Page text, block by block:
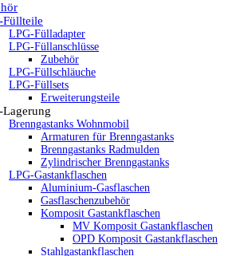
Füllteile
LPG-Fülladapter
LPG-Füllanschlüsse
Zubehör
LPG-Füllschläuche
LPG-Füllsets
Erweiterungsteile
Lagerung
Brenngastanks Wohnmobil
Armaturen für Brenngastanks
Brenngastanks Radmulden
Zylindrischer Brenngastanks
LPG-Gastankflaschen
Aluminium-Gasflaschen
Gasflaschenzubehör
Komposit Gastankflaschen
MV Komposit Gastankflaschen
OPD Komposit Gastankflaschen
Stahlgastankflaschen